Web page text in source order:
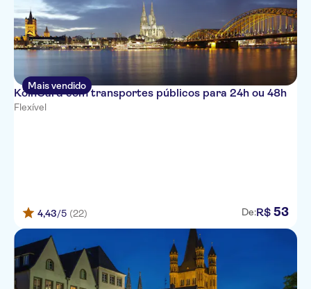
Mais vendido
KölnCard com transportes públicos para 24h ou 48h
Flexível
4,43/5 (22) De:R$ 53